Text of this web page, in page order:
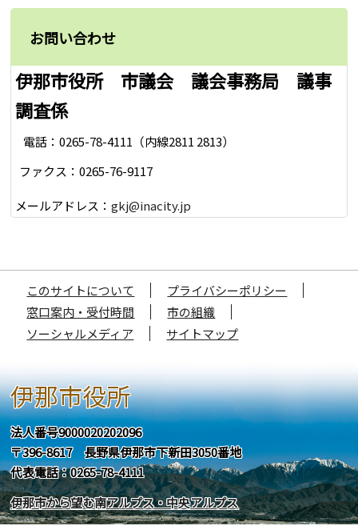
お問い合わせ
伊那市役所 市議会 議会事務局 議事
調査係
電話：0265-78-4111（内線2811 2813）
ファクス：0265-76-9117
メールアドレス：gkj@inacity.jp
このサイトについて
プライバシーポリシー
窓口案内・受付時間
市の組織
ソーシャルメディア
サイトマップ
伊那市役所
法人番号9000020202096
〒396-8617 長野県伊那市下新田3050番地
代表電話：0265-78-4111
伊那市から望む南アルプス・中央アルプス